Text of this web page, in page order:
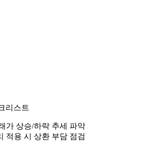
리스트
가 상승/하락 추세 파악
적용 시 상환 부담 점검